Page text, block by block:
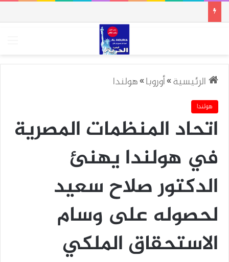
الرئيسية»أوروبا»هولندا
هولندا
اتحاد المنظمات المصرية
في هولندا يهنئ
الدكتور صلاح سعيد
لحصوله على وسام
الاستحقاق الملكي